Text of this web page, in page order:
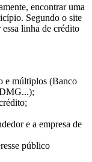
encontrar uma
Segundo o site
essa linha de crédito
e múltiplos (Banco
e a empresa de
público